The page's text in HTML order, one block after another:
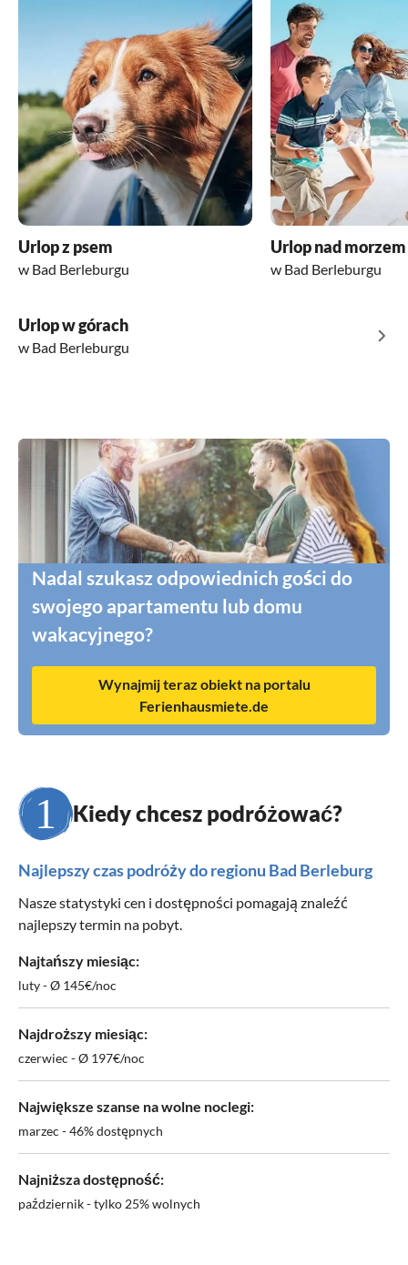
Urlop z psem
w Bad Berleburgu
Urlop nad morzem
w Bad Berleburgu
Urlop w górach
w Bad Berleburgu
Nadal szukasz odpowiednich gości do
swojego apartamentu lub domu
wakacyjnego?
Wynajmij teraz obiekt na portalu
Ferienhausmiete.de
Kiedy chcesz podróżować?
Najlepszy czas podróży do regionu Bad Berleburg
Nasze statystyki cen i dostępności pomagają znaleźć
najlepszy termin na pobyt.
Najtańszy miesiąc:
luty - Ø 145€/noc
Najdroższy miesiąc:
czerwiec - Ø 197€/noc
Największe szanse na wolne noclegi:
marzec - 46% dostępnych
Najniższa dostępność:
październik - tylko 25% wolnych